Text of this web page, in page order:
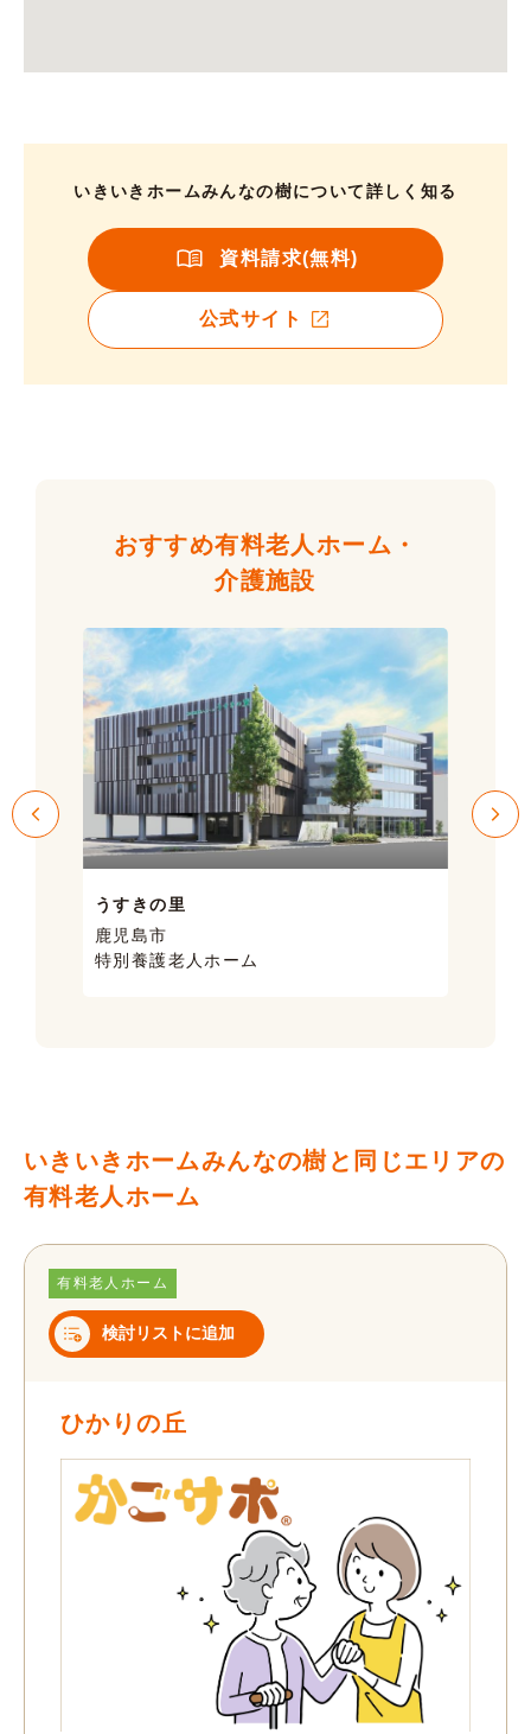
いきいきホームみんなの樹について詳しく知る
資料請求(無料)
公式サイト
おすすめ有料老人ホーム・
介護施設
うすきの里
鹿児島市
特別養護老人ホーム
いきいきホームみんなの樹と同じエリアの
有料老人ホーム
有料老人ホーム
検討リストに追加
ひかりの丘